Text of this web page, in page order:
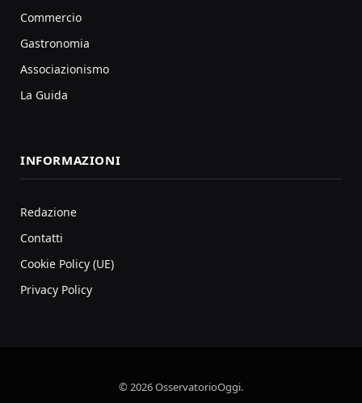
Commercio
Gastronomia
Associazionismo
La Guida
INFORMAZIONI
Redazione
Contatti
Cookie Policy (UE)
Privacy Policy
© 2026 OsservatorioOggi.